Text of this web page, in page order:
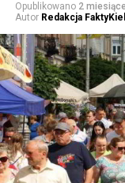
Opublikowano 2
Autor Redakcja